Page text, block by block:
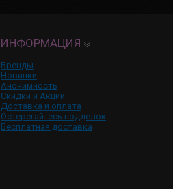
ИНФОРМАЦИЯ
Бренды
Новинки
Анонимность
Скидки и Акции
Доставка и оплата
Остерегайтесь подделок
Бесплатная доставка